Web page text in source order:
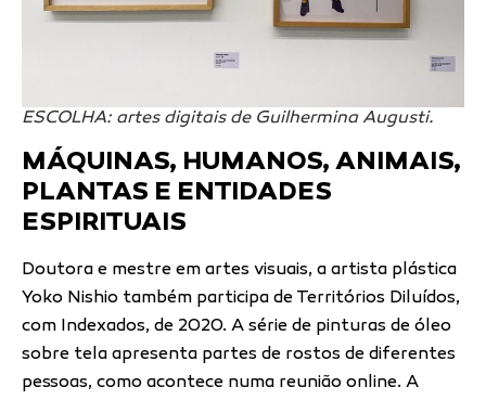
ESCOLHA: artes digitais de Guilhermina Augusti.
MÁQUINAS, HUMANOS, ANIMAIS,
PLANTAS E ENTIDADES
ESPIRITUAIS
Doutora e mestre em artes visuais, a artista plástica
Yoko Nishio também participa de Territórios Diluídos,
com Indexados, de 2020. A série de pinturas de óleo
sobre tela apresenta partes de rostos de diferentes
pessoas, como acontece numa reunião online. A